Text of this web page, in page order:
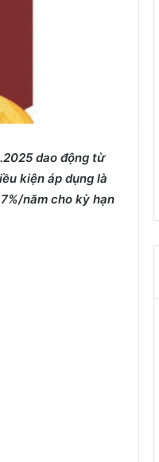
dao động từ
ều kiện áp dụng là
năm cho kỳ hạn